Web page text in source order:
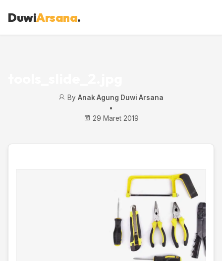
DuwiArsana.
By Anak Agung Duwi Arsana
•
29 Maret 2019